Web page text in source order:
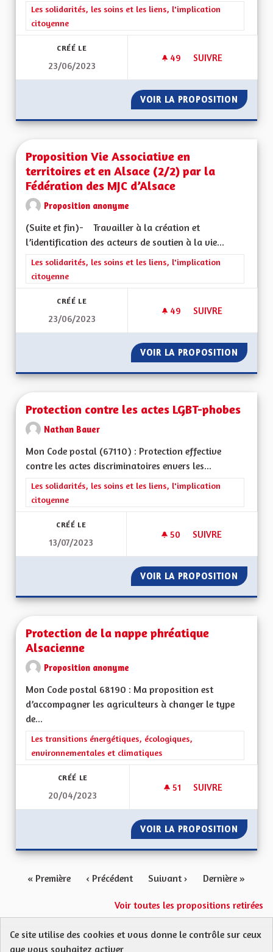
Filtrer les résultats de la catégorie : Les solidarités, les soins
Les solidarités, les soins et les liens, l'implication
citoyenne
CRÉÉ LE
23/06/2023
49 49 ABONNÉS
SUIVRE
VOIR LA PROPOSITION
Proposition Vie Associative en
territoires et en Alsace (2/2) par la
Fédération des MJC d’Alsace
Proposition anonyme
(Suite et fin)- Travailler à la création et
l’identification des acteurs de soutien à la vie...
Filtrer les résultats de la catégorie : Les solidarités, les soins
Les solidarités, les soins et les liens, l'implication
citoyenne
CRÉÉ LE
23/06/2023
49 49 ABONNÉS
SUIVRE
VOIR LA PROPOSITION
Protection contre les actes LGBT-phobes
Nathan Bauer
Mon Code postal (67110) : Protection effective
contre les actes discriminatoires envers les...
Filtrer les résultats de la catégorie : Les solidarités, les soins
Les solidarités, les soins et les liens, l'implication
citoyenne
CRÉÉ LE
13/07/2023
50 50 ABONNÉS
SUIVRE
VOIR LA PROPOSITION
Protection de la nappe phréatique
Alsacienne
Proposition anonyme
Mon Code postal 68190 : Ma proposition est
d’accompagner les agriculteurs à changer le type
de...
Filtrer les résultats de la catégorie : Les transitions
Les transitions énergétiques, écologiques,
environnementales et climatiques
CRÉÉ LE
20/04/2023
51 51 ABONNÉS
SUIVRE
VOIR LA PROPOSITION
« Première ‹ Précédent Suivant › Dernière »
Voir toutes les propositions retirées
Protection des Données
Ce site utilise des cookies et vous donne le contrôle sur ceux
que vous souhaitez activer